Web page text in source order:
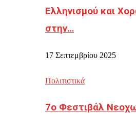
Ελληνισμού και
στην…
17 Σεπτεμβρίου 2025
Πολιτιστικά
7ο Φεστιβάλ